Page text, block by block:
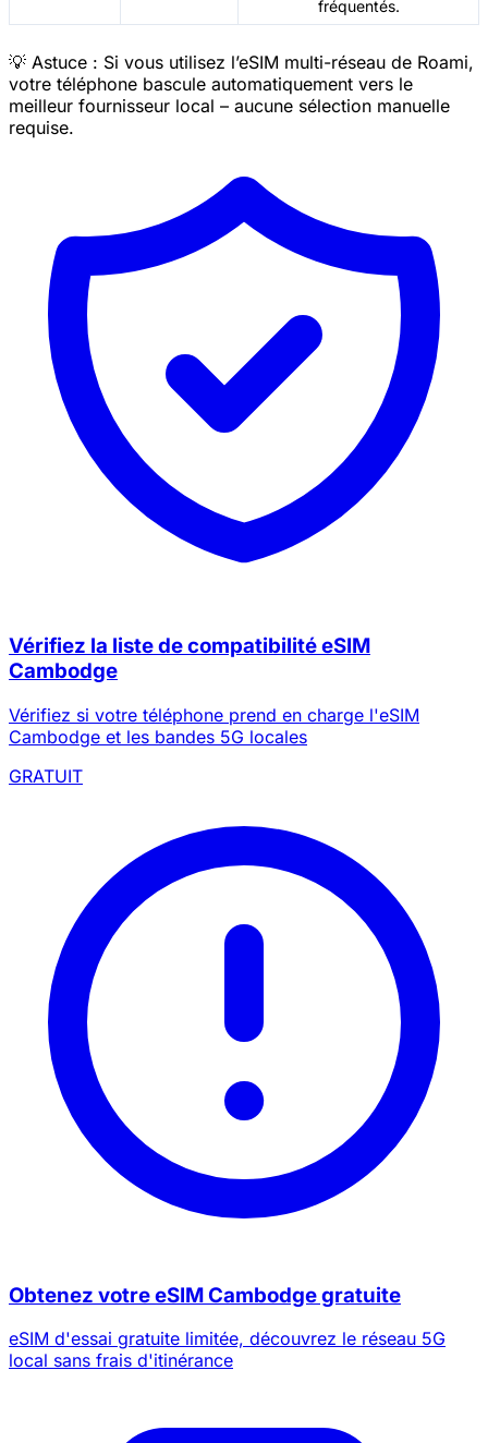
fréquentés.
💡 Astuce : Si vous utilisez l’eSIM multi-réseau de Roami,
votre téléphone bascule automatiquement vers le
meilleur fournisseur local – aucune sélection manuelle
requise.
Vérifiez la liste de compatibilité eSIM
Cambodge
Vérifiez si votre téléphone prend en charge l'eSIM
Cambodge et les bandes 5G locales
GRATUIT
Obtenez votre eSIM Cambodge gratuite
eSIM d'essai gratuite limitée, découvrez le réseau 5G
local sans frais d'itinérance